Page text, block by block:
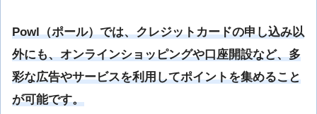
Powl（ポール）では、クレジットカードの申し込み以
外にも、オンラインショッピングや口座開設など、多
彩な広告やサービスを利用してポイントを集めること
が可能です。